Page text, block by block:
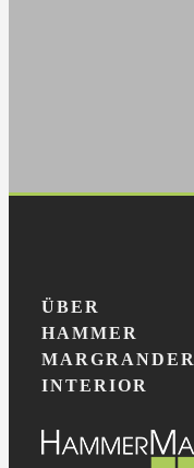
ÜBER
HAMMER
MARGRANDER
INTERIOR